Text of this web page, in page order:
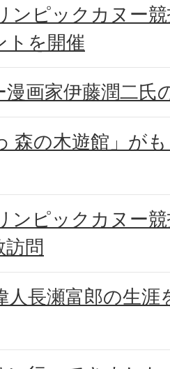
ンピックカヌー
トを開催
画家伊藤潤二氏
森の木遊館」が
ンピックカヌー
訪問
人長瀬富郎の生涯